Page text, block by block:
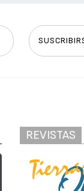
REVISTAS